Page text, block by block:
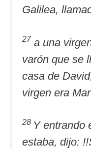
Galilea,
27 a una
varón que se
casa de
virgen era
28 Y entrando
estaba, dijo: